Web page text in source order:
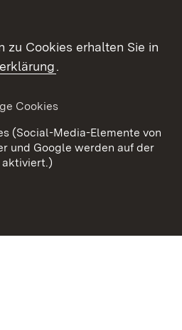
Benutzungshinweise
Cookies
zu Cookies erhalten Sie in
.
Cookies
(Social-Media-Elemente von
und Google werden auf der
aktiviert.)